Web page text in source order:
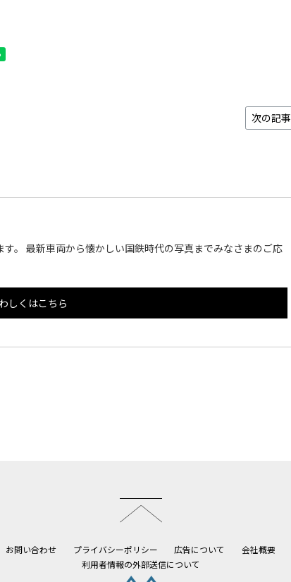
次の記事
。 最新車両から懐かしい国鉄時代の写真までみなさまのご応
しくはこちら
お問い合わせ プライバシーポリシー 広告について
会社概要
利用者情報の外部送信について